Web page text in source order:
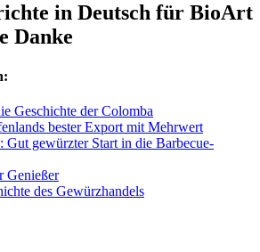
in Deutsch für BioArt
Danke
Geschichte der Colomba
bester Export mit Mehrwert
gewürzter Start in die Barbecue-
Genießer
des Gewürzhandels